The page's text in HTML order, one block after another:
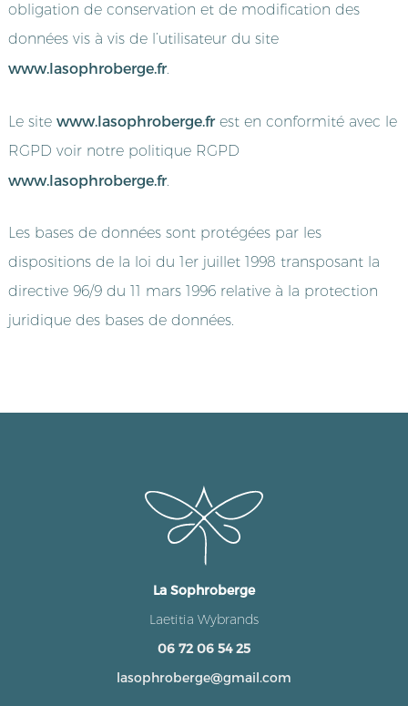
obligation de conservation et de modification des
données vis à vis de l’utilisateur du site
www.lasophroberge.fr.
Le site www.lasophroberge.frest en conformité avec le
RGPD voir notre politique RGPD
www.lasophroberge.fr.
Les bases de données sont protégées par les
dispositions de la loi du 1er juillet 1998 transposant la
directive 96/9 du 11 mars 1996 relative à la protection
juridique des bases de données.
La Sophroberge
Laetitia Wybrands
06 72 06 54 25
lasophroberge@gmail.com